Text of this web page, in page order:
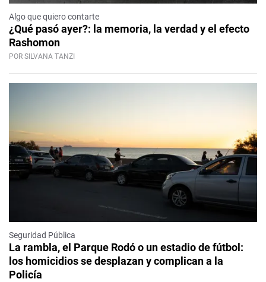
Algo que quiero contarte
¿Qué pasó ayer?: la memoria, la verdad y el efecto
Rashomon
POR SILVANA TANZI
Seguridad Pública
La rambla, el Parque Rodó o un estadio de fútbol:
los homicidios se desplazan y complican a la
Policía